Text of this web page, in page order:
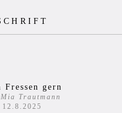
Fressen gern
Trautmann
12.8.2025